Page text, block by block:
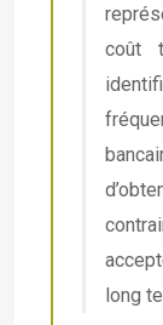
coût
long